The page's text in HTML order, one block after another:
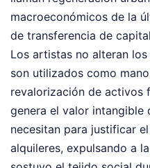
macroeconómicos de la
de transferencia de
Los artistas no alteran
son utilizados como
revalorización de activos
genera el valor intangible
necesitan para justificar
alquileres, expulsando a